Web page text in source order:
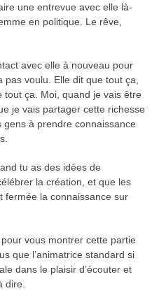
une entrevue avec elle là-
en politique. Le rêve,
avec elle à nouveau pour
pas voulu. Elle dit que tout ça,
tout ça. Moi, quand je vais être
je vais partager cette richesse
à prendre connaissance
tu as des idées de
la création, et que les
fermée la connaissance sur
vous montrer cette partie
que l’animatrice standard si
dans le plaisir d’écouter et
dire.